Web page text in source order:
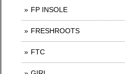
FP INSOLE
FRESHROOTS
FTC